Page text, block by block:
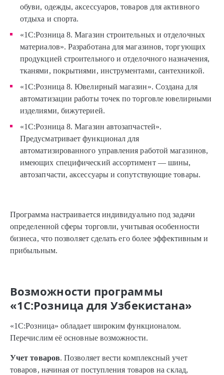
обуви, одежды, аксессуаров, товаров для активного
отдыха и спорта.
«1С:Розница 8. Магазин строительных и отделочных
материалов». Разработана для магазинов, торгующих
продукцией строительного и отделочного назначения,
тканями, покрытиями, инструментами, сантехникой.
«1С:Розница 8. Ювелирный магазин». Создана для
автоматизации работы точек по торговле ювелирными
изделиями, бижутерией.
«1С:Розница 8. Магазин автозапчастей».
Предусматривает функционал для
автоматизированного управления работой магазинов,
имеющих специфический ассортимент — шины,
автозапчасти, аксессуары и сопутствующие товары.
Программа настраивается индивидуально под задачи
определенной сферы торговли, учитывая особенности
бизнеса, что позволяет сделать его более эффективным и
прибыльным.
Возможности программы
«1C:Розница для Узбекистана»
«1С:Розница» обладает широким функционалом.
Перечислим её основные возможности.
Учет товаров. Позволяет вести комплексный учет
товаров, начиная от поступления товаров на склад,